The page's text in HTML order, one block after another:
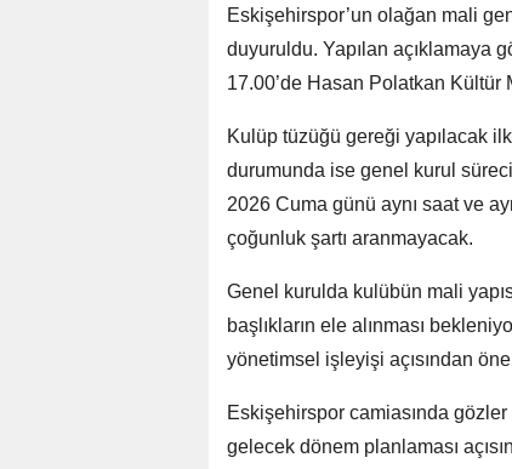
Eskişehirspor’un olağan mali
duyuruldu. Yapılan açıklamaya
17.00’de Hasan Polatkan Kültür
Kulüp tüzüğü gereği yapılacak
durumunda ise genel kurul
2026 Cuma günü aynı saat ve
çoğunluk şartı aranmayacak.
Genel kurulda kulübün mali
başlıkların ele alınması
yönetimsel işleyişi açısından
Eskişehirspor camiasında
gelecek dönem planlaması